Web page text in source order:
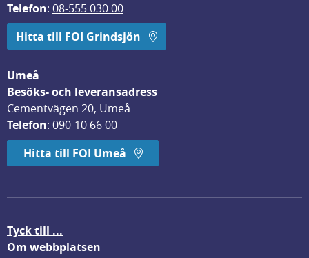
Telefon: 08-555 030 00
Hitta till FOI Grindsjön
Umeå
Besöks- och leveransadress
Cementvägen 20, Umeå
Telefon: 090-10 66 00
Hitta till FOI Umeå
Tyck till ...
Om webbplatsen